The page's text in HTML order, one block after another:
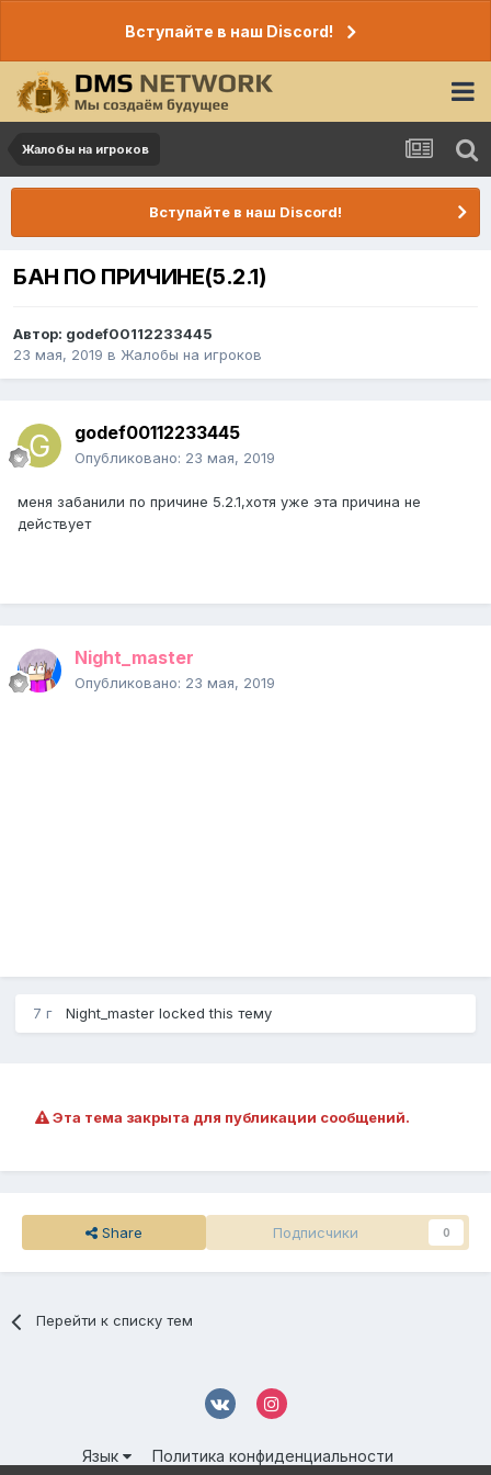
Вступайте в наш Discord!
Жалобы на игроков
Вступайте в наш Discord!
БАН ПО ПРИЧИНЕ(5.2.1)
Автор: godef00112233445
23 мая, 2019 в Жалобы на игроков
godef00112233445
Опубликовано: 23 мая, 2019
меня забанили по причине 5.2.1,хотя уже эта причина не
действует
Night_master
Опубликовано: 23 мая, 2019
7 г Night_master locked this тему
Эта тема закрыта для публикации сообщений.
Share Подписчики 0
Перейти к списку тем
Язык
Политика конфиденциальности